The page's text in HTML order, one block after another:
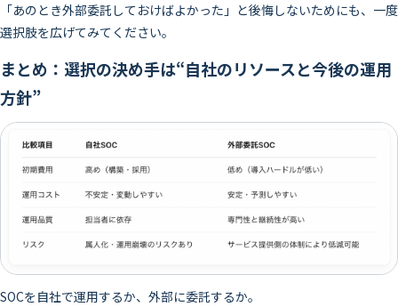
「あのとき外部委託しておけばよかった」と後悔しないためにも、一度
選択肢を広げてみてください。
まとめ：選択の決め手は“自社のリソースと今後の運用
方針”
SOCを自社で運用するか、外部に委託するか。